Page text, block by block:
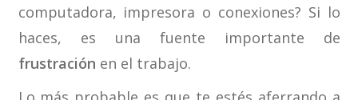
computadora, impresora o conexiones? Si lo
haces, es una fuente importante de
frustración en el trabajo.